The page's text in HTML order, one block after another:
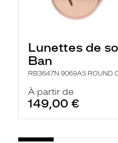
Lunettes de
Ban
RB3647N 9069A5 ROUND
À partir de
149,00 €